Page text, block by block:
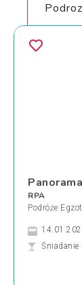
RPA
Podróże
Śniadanie